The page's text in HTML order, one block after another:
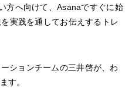
方へ向けて、Asanaですぐに始
実践を通してお伝えするトレ
ションチームの三井啓が、わ
す。